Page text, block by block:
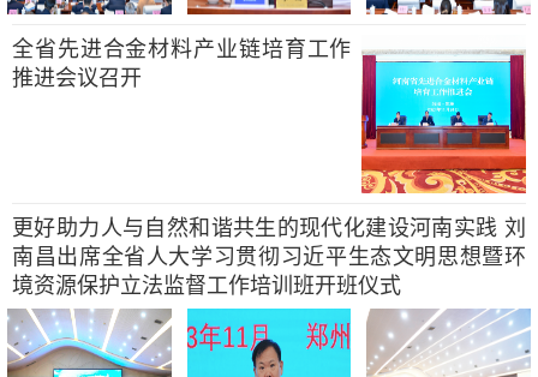
全省先进合金材料产业链培育工作
推进会议召开
更好助力人与自然和谐共生的现代化建设河南实践 刘
南昌出席全省人大学习贯彻习近平生态文明思想暨环
境资源保护立法监督工作培训班开班仪式